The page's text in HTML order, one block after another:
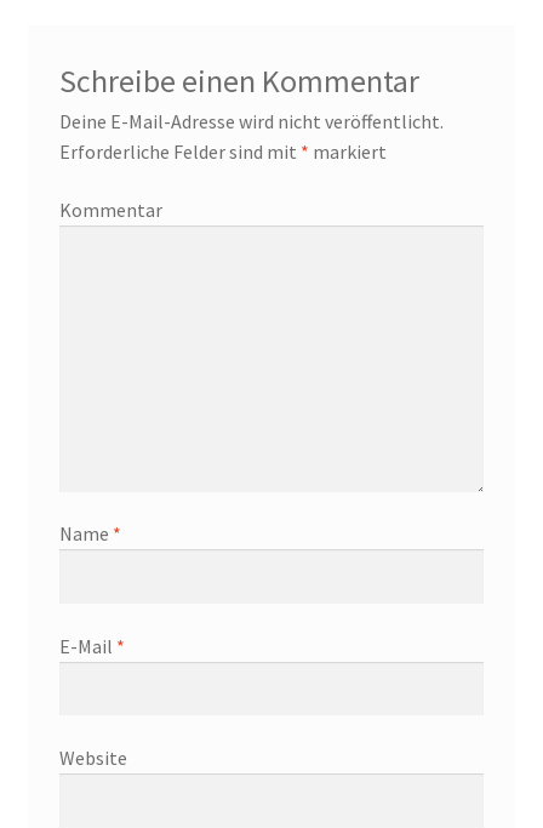
Schreibe einen Kommentar
Deine E-Mail-Adresse wird nicht veröffentlicht.
Erforderliche Felder sind mit * markiert
Kommentar
Name *
E-Mail *
Website